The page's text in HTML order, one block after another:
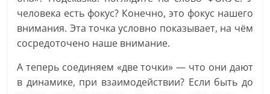
человека есть фокус? Конечно, это фокус нашего
внимания. Эта точка условно показывает, на чём
сосредоточено наше внимание.
А теперь соединяем «две точки» — что они дают
в динамике, при взаимодействии? Если быть до